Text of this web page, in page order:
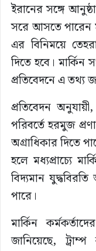
ইরানের সঙ্গে
সরে আসতে পারেন
এর বিনিময়ে
দিতে হবে। মার্কিন
প্রতিবেদনে এ তথ্য
প্রতিবেদন
পরিবর্তে হরমুজ
অগ্রাধিকার দিতে
হলে মধ্যপ্রাচ্যে
বিদ্যমান
পারে।
মার্কিন
জানিয়েছে,